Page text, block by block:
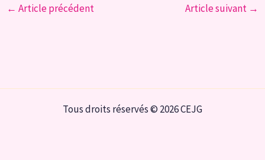
← Article précédent Article suivant →
Tous droits réservés © 2026 CEJG